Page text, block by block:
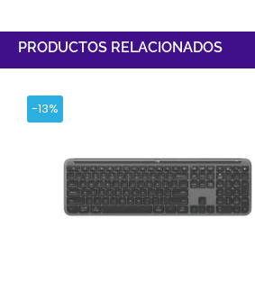
PRODUCTOS RELACIONADOS
-13%